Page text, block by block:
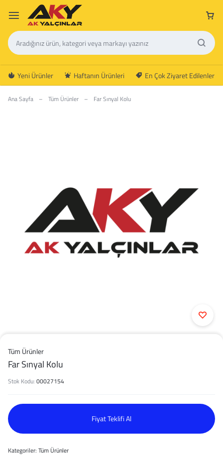
Yeni Ürünler Haftanın Ürünleri En Çok Ziyaret Edilenler
Ana Sayfa – Tüm Ürünler – Far Sınyal Kolu
Tüm Ürünler
Far Sınyal Kolu
Stok Kodu: 00027154
Fiyat Teklifi Al
Kategoriler: Tüm Ürünler